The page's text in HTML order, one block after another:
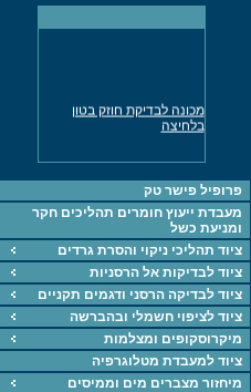
לתעשיה
מכונה אוניברסלית לבדיקת
חומרים UTM
תהליכים וחקר כשל
מכונה אוניברסאלית 5KN
לבדיקת חומרים
מד עובי צבע, דופן
מכונת מתיחה 60 טון נמסרה
לתעשיה
מכונה לבדיקת חוזק בטון
בלחיצה
פרופיל פישר טק
מעבדת ייעוץ חומרים תהליכים חקר
ומניעת כשל
ציוד תהליכי ניקוי והסרת גרדים
ציוד לבדיקות אל הרסניות
ציוד לבדיקה הרסני ודגמים תקניים
ציוד לציפוי חשמלי ובהברשה
מיקרוסקופים ומצלמות
ציוד למעבדת מטלוגרפיה
מיחזור מצברים מים וממיסים